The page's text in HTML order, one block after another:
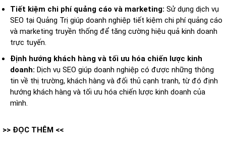
Tiết kiệm chi phí quảng cáo và marketing: Sử dụng dịch vụ
SEO tại Quảng Trị giúp doanh nghiệp tiết kiệm chi phí quảng cáo
và marketing truyền thống để tăng cường hiệu quả kinh doanh
trực tuyến.
Định hướng khách hàng và tối ưu hóa chiến lược kinh
doanh: Dịch vụ SEO giúp doanh nghiệp có được những thông
tin về thị trường, khách hàng và đối thủ cạnh tranh, từ đó định
hướng khách hàng và tối ưu hóa chiến lược kinh doanh của
mình.
>> ĐỌC THÊM <<